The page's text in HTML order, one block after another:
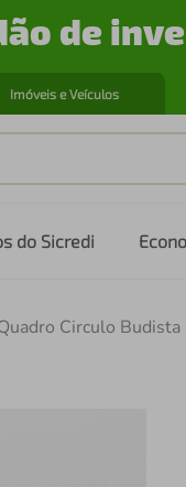
de
Imóveis e Veículos
do Sicredi
Circulo